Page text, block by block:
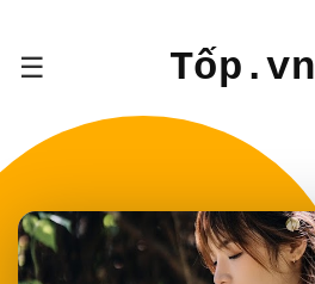
Tốp.vn
☰